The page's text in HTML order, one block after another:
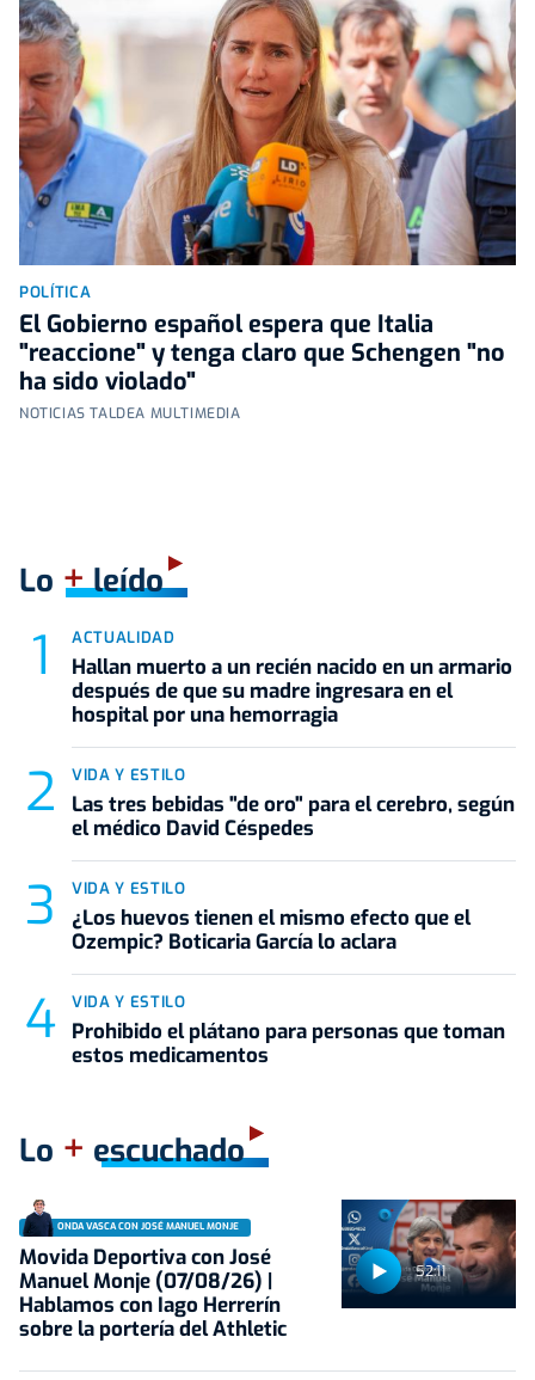
POLÍTICA
El Gobierno español espera que Italia
"reaccione" y tenga claro que Schengen "no
ha sido violado"
NOTICIAS TALDEA MULTIMEDIA
Lo +leído
ACTUALIDAD
Hallan muerto a un recién nacido en un armario
después de que su madre ingresara en el
hospital por una hemorragia
VIDA Y ESTILO
Las tres bebidas "de oro" para el cerebro, según
el médico David Céspedes
VIDA Y ESTILO
¿Los huevos tienen el mismo efecto que el
Ozempic? Boticaria García lo aclara
VIDA Y ESTILO
Prohibido el plátano para personas que toman
estos medicamentos
Lo + escuchado
52:11
ONDA VASCA CON JOSÉ MANUEL MONJE
Movida Deportiva con José
Manuel Monje (07/08/26) |
Hablamos con Iago Herrerín
sobre la portería del Athletic